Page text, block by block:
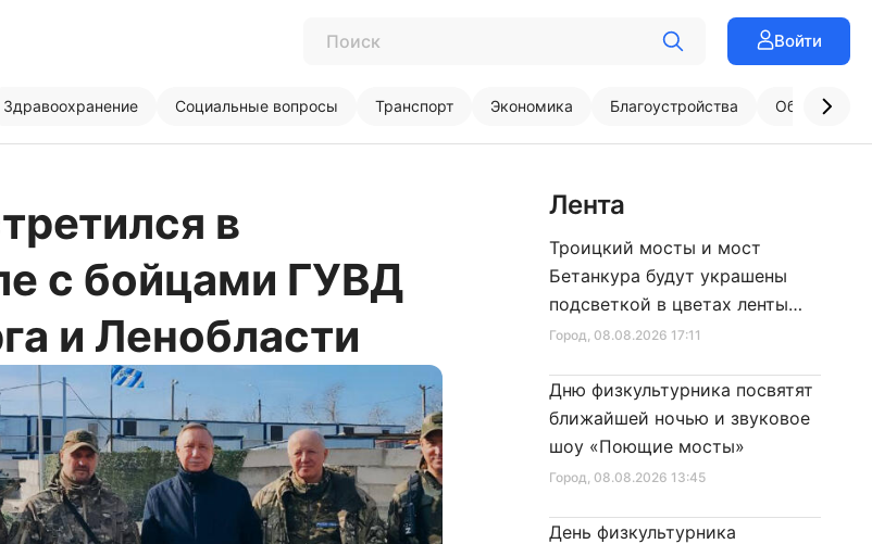
Войти
Здравоохранение Социальные вопросы Транспорт Экономика Благоустройства
в
с бойцами ГУВД
и Ленобласти
Лента
Город, 08.08.2026 17:11
Троицкий мосты и мост
Бетанкура будут украшены
подсветкой в цветах ленты
Ленинградской Победы
Город, 08.08.2026 13:45
Дню физкультурника посвятят
ближайшей ночью и звуковое
шоу «Поющие мосты»
День физкультурника